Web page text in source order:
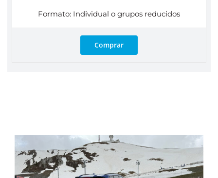
Formato: Individual o grupos reducidos
Comprar